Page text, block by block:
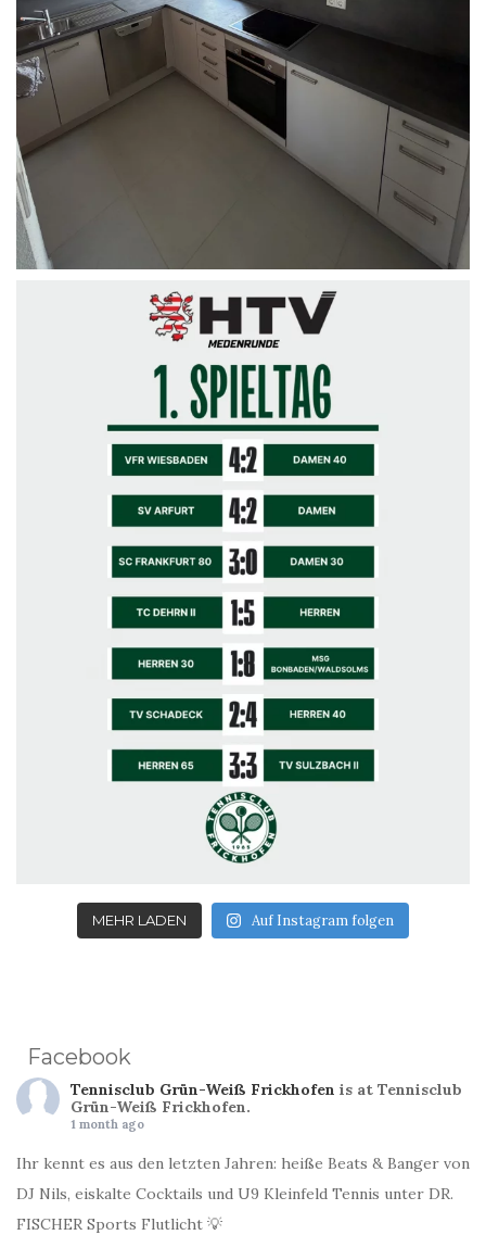
MEHR LADEN Auf Instagram folgen
Facebook
Tennisclub Grün-Weiß Frickhofen is at Tennisclub
Grün-Weiß Frickhofen.
1 month ago
Ihr kennt es aus den letzten Jahren: heiße Beats & Banger von
DJ Nils, eiskalte Cocktails und U9 Kleinfeld Tennis unter DR.
FISCHER Sports Flutlicht 💡